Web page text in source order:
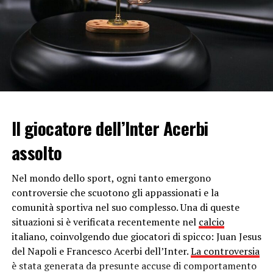
dalla data di partenza del volo.
La norma che tutela i viaggiatori
Questa norma è entrata in vigore lo scorso 23 febbraio
ed è valida, salvo modifiche, fino al 2 maggio. Nel caso in
dell’intero importo del biglietto.
L’Enac, autorità che dirige il settore aereo ha
legata al contagio daCoronavirus, i passeggeri hanno il
diritto di ottenere unrisarcimento completo del
prezzo pagato. Nella domanda di rimborsoda
inoltrare alla compagnia aerea, è necessario fare un
riferimento al provvedimento che attua la restrizione.
Nel caso in cui la compagnia aerea opponesse un rifiuto,
Il giocatore dell’Inter Acerbi
assolto
Nel mondo dello sport, ogni tanto emergono
controversie che scuotono gli appassionati e la
comunità sportiva nel suo complesso. Una di queste
situazioni si è verificata recentemente nel calcio
italiano, coinvolgendo due giocatori di spicco: Juan Jesus
del Napoli e Francesco Acerbi dell’Inter.La controversia
è stata generata da presunte accuse di comportamento